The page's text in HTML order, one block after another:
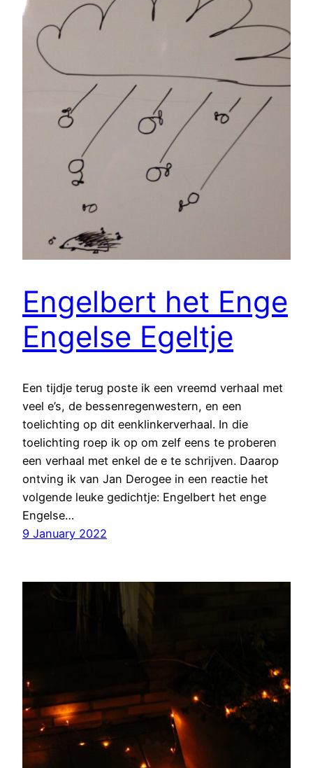
Engelbert het Enge
Engelse Egeltje
Een tijdje terug poste ik een vreemd verhaal met
veel e’s, de bessenregenwestern, en een
toelichting op dit eenklinkerverhaal. In die
toelichting roep ik op om zelf eens te proberen
een verhaal met enkel de e te schrijven. Daarop
ontving ik van Jan Derogee in een reactie het
volgende leuke gedichtje: Engelbert het enge
Engelse…
9 January 2022